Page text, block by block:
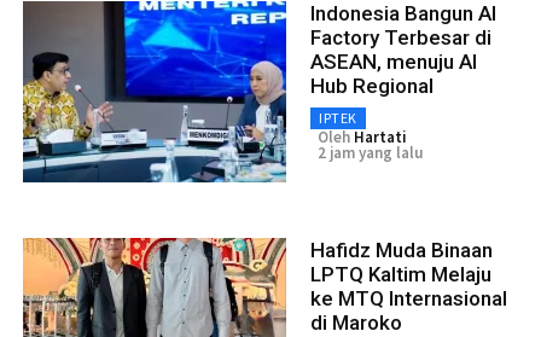
Indonesia Bangun AI
Factory Terbesar di
ASEAN, menuju AI
Hub Regional
IPTEK
Oleh Hartati
2 jam yang lalu
Hafidz Muda Binaan
LPTQ Kaltim Melaju
ke MTQ Internasional
di Maroko